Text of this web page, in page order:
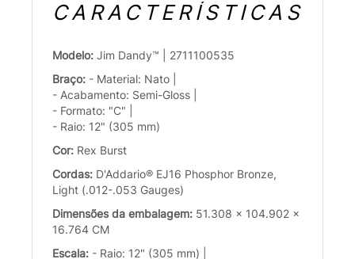
CARACTERÍSTICAS
Modelo: Jim Dandy™ | 2711100535
Braço: - Material: Nato |
- Acabamento: Semi-Gloss |
- Formato: "C" |
- Raio: 12" (305 mm)
Cor: Rex Burst
Cordas: D'Addario® EJ16 Phosphor Bronze,
Light (.012-.053 Gauges)
Dimensões da embalagem: 51.308 x 104.902 x
16.764 CM
Escala: - Raio: 12" (305 mm) |